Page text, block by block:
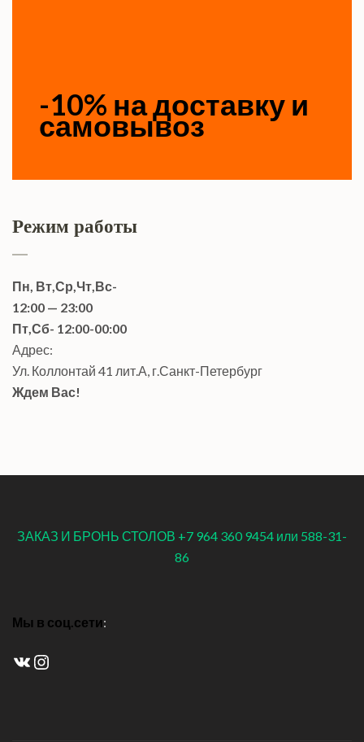
-10% на доставку и
самовывоз
Режим работы
Пн, Вт,Ср,Чт,Вс-
12:00 — 23:00
Пт,Сб- 12:00-00:00
Адрес:
Ул. Коллонтай 41 лит.А, г.Санкт-Петербург
Ждем Вас!
ЗАКАЗ И БРОНЬ СТОЛОВ +7 964 360 9454 или 588-31-
86
Мы в соц.сети:
ВКонтакте
Instagram